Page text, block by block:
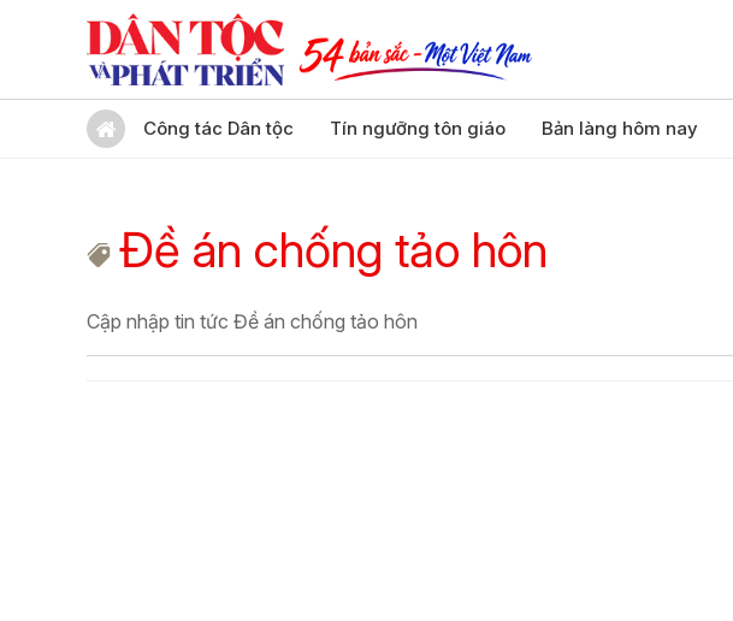
Công tác Dân tộc Tín ngưỡng tôn giáo Bản làng hôm nay
Đề án chống tảo hôn
Cập nhập tin tức Đề án chống tảo hôn